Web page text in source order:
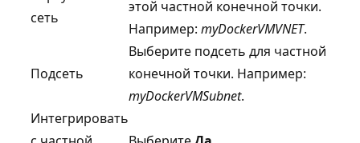
сеть
этой частной конечной точки.
Например: myDockerVMVNET.
Подсеть
Выберите подсеть для частной
конечной точки. Например:
myDockerVMSubnet.
Интегрировать